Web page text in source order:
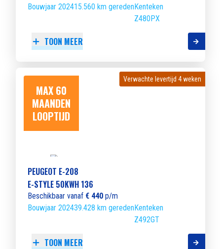
Bouwjaar 202415.560 km geredenKenteken
Z480PX
TOON MEER
MAX 60
MAANDEN
LOOPTIJD
Verwachte levertijd 4 weken
Verwachte levertijd 4 weken
PEUGEOT E-208
E-STYLE 50KWH 136
Beschikbaar vanaf € 440 p/m
Bouwjaar 202439.428 km geredenKenteken
Z492GT
TOON MEER